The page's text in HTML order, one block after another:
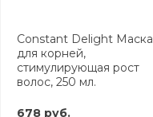
Constant Delight Маска
для корней,
стимулирующая рост
волос, 250 мл.
678 руб.